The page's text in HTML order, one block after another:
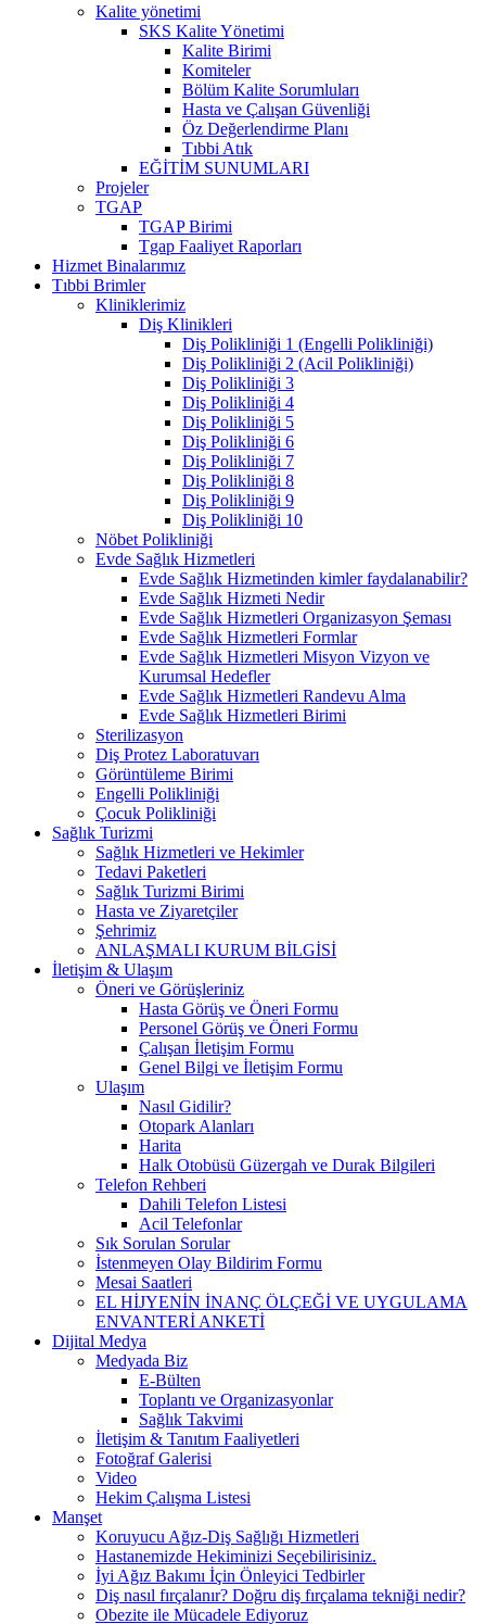
Kalite yönetimi
SKS Kalite Yönetimi
Kalite Birimi
Komiteler
Bölüm Kalite Sorumluları
Hasta ve Çalışan Güvenliği
Öz Değerlendirme Planı
Tıbbi Atık
EĞİTİM SUNUMLARI
Projeler
TGAP
TGAP Birimi
Tgap Faaliyet Raporları
Hizmet Binalarımız
Tıbbi Brimler
Kliniklerimiz
Diş Klinikleri
Diş Polikliniği 1 (Engelli Polikliniği)
Diş Polikliniği 2 (Acil Polikliniği)
Diş Polikliniği 3
Diş Polikliniği 4
Diş Polikliniği 5
Diş Polikliniği 6
Diş Polikliniği 7
Diş Polikliniği 8
Diş Polikliniği 9
Diş Polikliniği 10
Nöbet Polikliniği
Evde Sağlık Hizmetleri
Evde Sağlık Hizmetinden kimler faydalanabilir?
Evde Sağlık Hizmeti Nedir
Evde Sağlık Hizmetleri Organizasyon Şeması
Evde Sağlık Hizmetleri Formlar
Evde Sağlık Hizmetleri Misyon Vizyon ve
Kurumsal Hedefler
Evde Sağlık Hizmetleri Randevu Alma
Evde Sağlık Hizmetleri Birimi
Sterilizasyon
Diş Protez Laboratuvarı
Görüntüleme Birimi
Engelli Polikliniği
Çocuk Polikliniği
Sağlık Turizmi
Sağlık Hizmetleri ve Hekimler
Tedavi Paketleri
Sağlık Turizmi Birimi
Hasta ve Ziyaretçiler
Şehrimiz
ANLAŞMALI KURUM BİLGİSİ
İletişim & Ulaşım
Öneri ve Görüşleriniz
Hasta Görüş ve Öneri Formu
Personel Görüş ve Öneri Formu
Çalışan İletişim Formu
Genel Bilgi ve İletişim Formu
Ulaşım
Nasıl Gidilir?
Otopark Alanları
Harita
Halk Otobüsü Güzergah ve Durak Bilgileri
Telefon Rehberi
Dahili Telefon Listesi
Acil Telefonlar
Sık Sorulan Sorular
İstenmeyen Olay Bildirim Formu
Mesai Saatleri
EL HİJYENİN İNANÇ ÖLÇEĞİ VE UYGULAMA
ENVANTERİ ANKETİ
Dijital Medya
Medyada Biz
E-Bülten
Toplantı ve Organizasyonlar
Sağlık Takvimi
İletişim & Tanıtım Faaliyetleri
Fotoğraf Galerisi
Video
Hekim Çalışma Listesi
Manşet
Koruyucu Ağız-Diş Sağlığı Hizmetleri
Hastanemizde Hekiminizi Seçebilirisiniz.
İyi Ağız Bakımı İçin Önleyici Tedbirler
Diş nasıl fırçalanır? Doğru diş fırçalama tekniği nedir?
Obezite ile Mücadele Ediyoruz